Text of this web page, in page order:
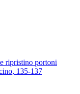
ripristino portoni
135-137